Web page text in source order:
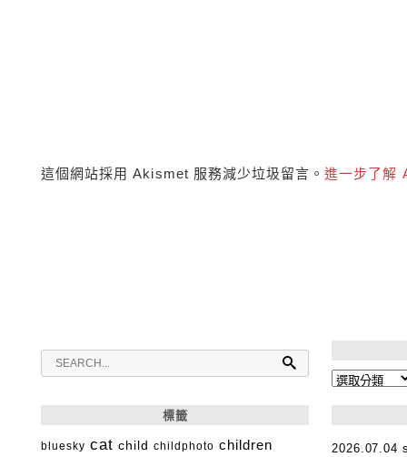
這個網站採用 Akismet 服務減少垃圾留言。進一步了解
分
標籤
bluesky cat child childphoto children 2026.07.04